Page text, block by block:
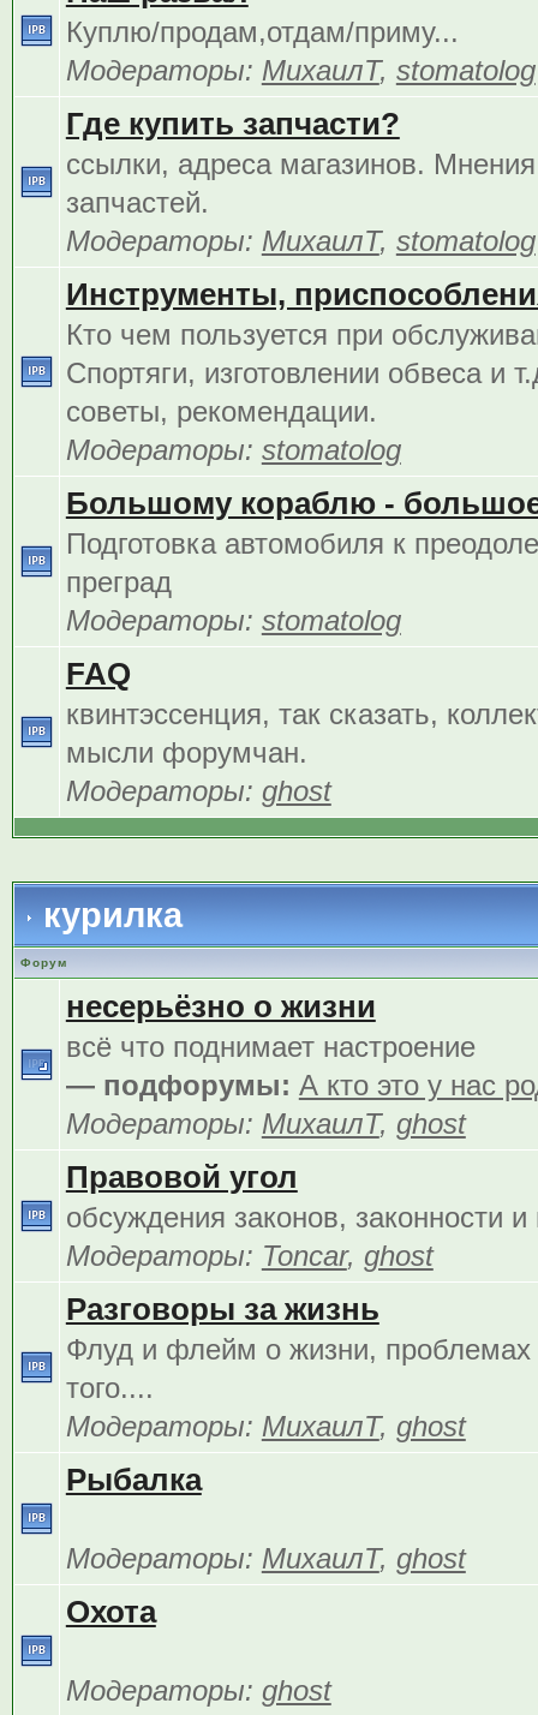
Куплю/продам,отдам/приму...
Модераторы: МихаилТ, stomatolog
Где купить запчасти?
ссылки, адреса магазинов.
запчастей.
Модераторы: МихаилТ, stomatolog
Инструменты,
Кто чем пользуется при
Спортяги, изготовлении обвеса и
советы, рекомендации.
Модераторы: stomatolog
Большому кораблю -
Подготовка автомобиля к
преград
Модераторы: stomatolog
FAQ
квинтэссенция, так сказать,
мысли форумчан.
Модераторы: ghost
курилка
Форум
несерьёзно о жизни
всё что поднимает настроение
— подфорумы: А кто это у нас
Модераторы: МихаилТ, ghost
Правовой угол
обсуждения законов, законности и
Модераторы: Toncar, ghost
Разговоры за жизнь
Флуд и флейм о жизни, проблемах
того....
Модераторы: МихаилТ, ghost
Рыбалка
Модераторы: МихаилТ, ghost
Охота
Модераторы: ghost